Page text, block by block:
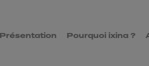
Présentation Pourquoi ixina ?